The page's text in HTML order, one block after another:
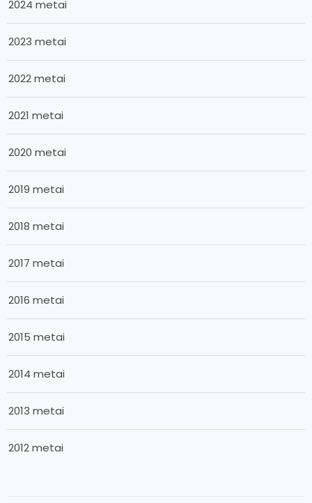
2024 metai
2023 metai
2022 metai
2021 metai
2020 metai
2019 metai
2018 metai
2017 metai
2016 metai
2015 metai
2014 metai
2013 metai
2012 metai